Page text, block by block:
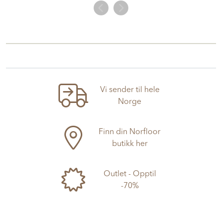
Vi sender til hele
Norge
Finn din Norfloor
butikk her
Outlet - Opptil
-70%